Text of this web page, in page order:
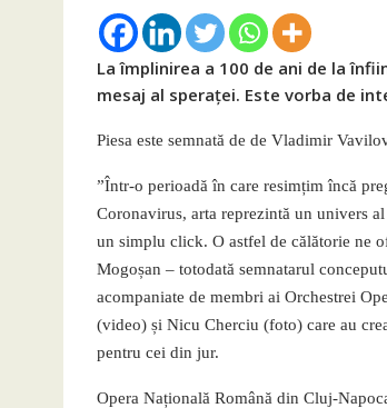
La împlinirea a 100 de ani de la
mesaj al speraței. Este vorba de
Piesa este semnată de de Vladimir
”Într-o perioadă în care resimțim încă
Coronavirus, arta reprezintă un univers
un simplu click. O astfel de călătorie ne
Mogoșan – totodată semnatarul
acompaniate de membri ai Orchestrei
(video) și Nicu Cherciu (foto) care au
pentru cei din jur.
Opera Națională Română din Cluj-